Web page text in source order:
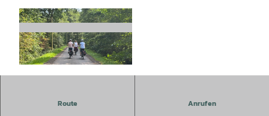
CC-BY-SA
Route Anrufen
Mit dem Fahrrad unterwegs ...